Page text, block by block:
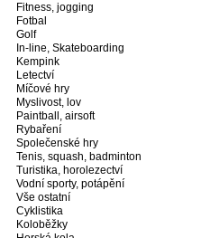
Fitness, jogging
Fotbal
Golf
In-line, Skateboarding
Kempink
Letectví
Míčové hry
Myslivost, lov
Paintball, airsoft
Rybaření
Společenské hry
Tenis, squash, badminton
Turistika, horolezectví
Vodní sporty, potápění
Vše ostatní
Cyklistika
Koloběžky